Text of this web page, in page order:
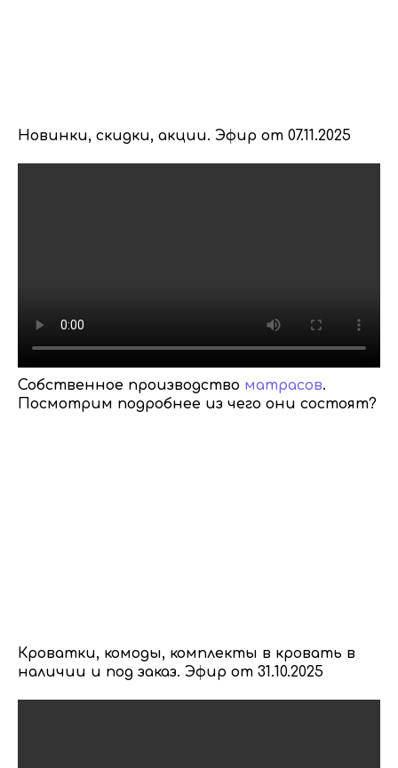
Новинки, скидки, акции. Эфир от 07.11.2025
Собственное производство матрасов.
Посмотрим подробнее из чего они состоят?
Кроватки, комоды, комплекты в кровать в
наличии и под заказ. Эфир от 31.10.2025